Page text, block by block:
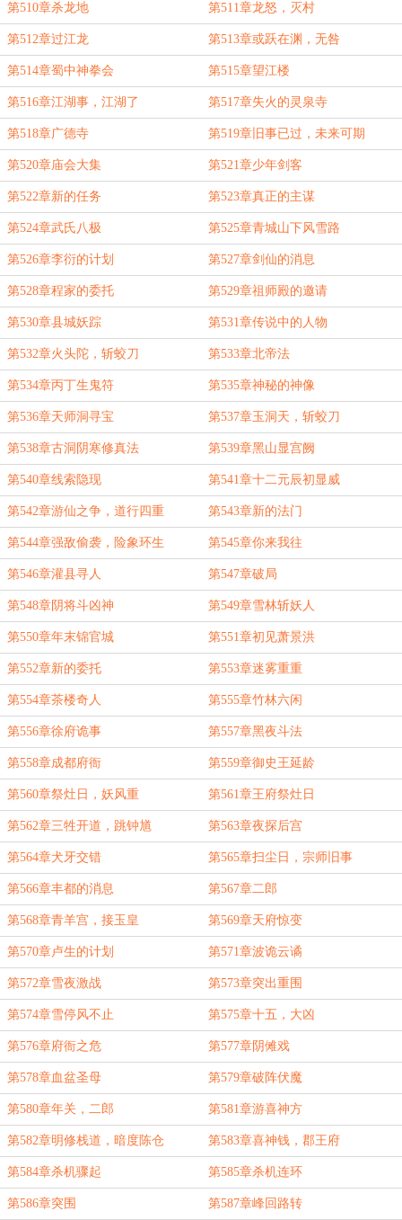
第510章杀龙地 第511章龙怒，灭村
第512章过江龙 第513章或跃在渊，无咎
第514章蜀中神拳会 第515章望江楼
第516章江湖事，江湖了 第517章失火的灵泉寺
第518章广德寺 第519章旧事已过，未来可期
第520章庙会大集 第521章少年剑客
第522章新的任务 第523章真正的主谋
第524章武氏八极 第525章青城山下风雪路
第526章李衍的计划 第527章剑仙的消息
第528章程家的委托 第529章祖师殿的邀请
第530章县城妖踪 第531章传说中的人物
第532章火头陀，斩蛟刀 第533章北帝法
第534章丙丁生鬼符 第535章神秘的神像
第536章天师洞寻宝 第537章玉洞天，斩蛟刀
第538章古洞阴寒修真法 第539章黑山显宫阙
第540章线索隐现 第541章十二元辰初显威
第542章游仙之争，道行四重 第543章新的法门
第544章强敌偷袭，险象环生 第545章你来我往
第546章灌县寻人 第547章破局
第548章阴将斗凶神 第549章雪林斩妖人
第550章年末锦官城 第551章初见萧景洪
第552章新的委托 第553章迷雾重重
第554章茶楼奇人 第555章竹林六闲
第556章徐府诡事 第557章黑夜斗法
第558章成都府衙 第559章御史王延龄
第560章祭灶日，妖风重 第561章王府祭灶日
第562章三牲开道，跳钟馗 第563章夜探后宫
第564章犬牙交错 第565章扫尘日，宗师旧事
第566章丰都的消息 第567章二郎
第568章青羊宫，接玉皇 第569章天府惊变
第570章卢生的计划 第571章波诡云谲
第572章雪夜激战 第573章突出重围
第574章雪停风不止 第575章十五，大凶
第576章府衙之危 第577章阴傩戏
第578章血盆圣母 第579章破阵伏魔
第580章年关，二郎 第581章游喜神方
第582章明修栈道，暗度陈仓 第583章喜神钱，郡王府
第584章杀机骤起 第585章杀机连环
第586章突围 第587章峰回路转